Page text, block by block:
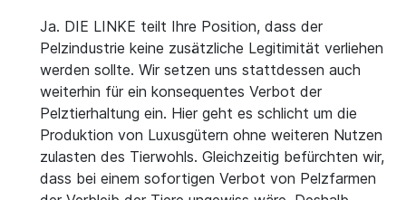
Ja. DIE LINKE teilt Ihre Position, dass der
Pelzindustrie keine zusätzliche Legitimität verliehen
werden sollte. Wir setzen uns stattdessen auch
weiterhin für ein konsequentes Verbot der
Pelztierhaltung ein. Hier geht es schlicht um die
Produktion von Luxusgütern ohne weiteren Nutzen
zulasten des Tierwohls. Gleichzeitig befürchten wir,
dass bei einem sofortigen Verbot von Pelzfarmen